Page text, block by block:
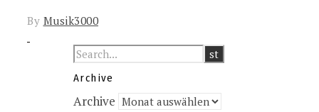
By Musik3000
Archive
Archive